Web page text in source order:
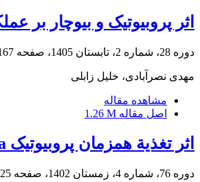
اثر پروبیوتیک و بیوچار
دوره 28، شماره 2، تابستان 1405، صفحه 180
مهدی نصرآبادی، خلیل زابلی
مشاهده مقاله
اصل مقاله 1.26 M
اثر تغذیة همزمان پروبیوتیک BioAqua و لسیتین سویا بر عملکرد تولیدمثلی مولدین مادة قزل آلای رنگین‌کمان (
دوره 76، شماره 4، زمستان 1402، صفحه 537